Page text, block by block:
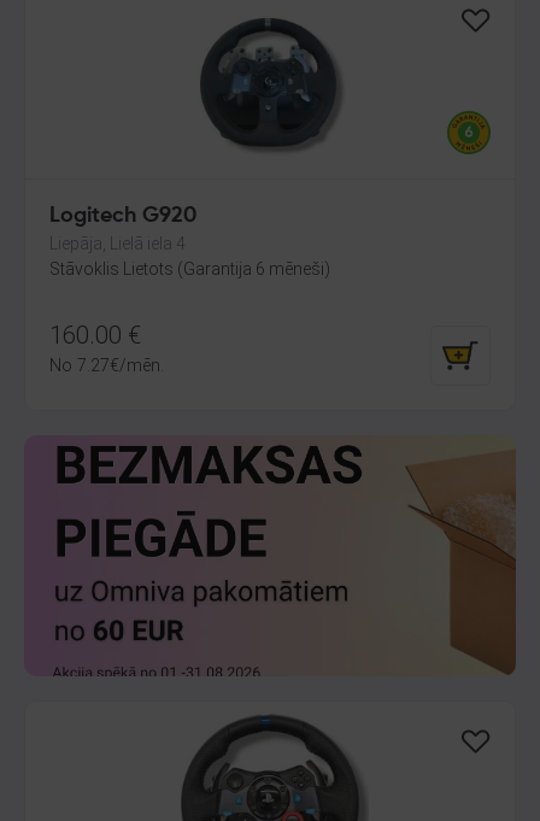
Logitech G920
Liepāja, Lielā iela 4
Stāvoklis Lietots (Garantija 6 mēneši)
160.00 €
No 7.27€/mēn.